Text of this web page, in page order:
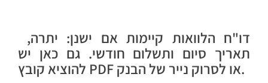
דו"ח הלוואות קיימות אם ישנן: יתרה,
תאריך סיום ותשלום חודשי. גם כאן יש
להוציא קובץ PDF או לסרוק נייר של הבנק.